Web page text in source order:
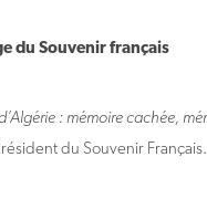
du Souvenir français
: mémoire cachée,
du Souvenir Français.